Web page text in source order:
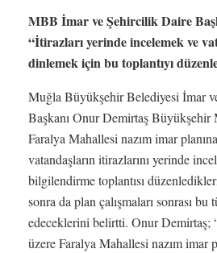
MBB İmar ve Şehircilik Daire
“İtirazları yerinde incelemek ve
dinlemek için bu toplantıyı
Muğla Büyükşehir Belediyesi İmar
Başkanı Onur Demirtaş Büyükşehir
Faralya Mahallesi nazım imar
vatandaşların itirazlarını yerinde
bilgilendirme toplantısı
sonra da plan çalışmaları sonrası bu
edeceklerini belirtti. Onur
üzere Faralya Mahallesi nazım imar